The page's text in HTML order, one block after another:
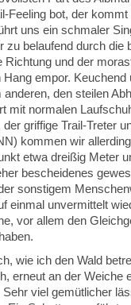
Feeling bot, der
uns ein schmaler
zu belaufend durch die
Richtung und der
Hang empor.
anderen, den steilen
mit normalen
griffige Trail-Treter
kommen wir
etwa dreißig Meter
bescheidenes
sonstigem
einmal unvermittelt
vor allem den
wie ich den Wald
erneut an der Weiche
Sehr viel gemütlicher